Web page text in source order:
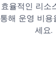
효율적인 리소
통해 운영 비용
세요.